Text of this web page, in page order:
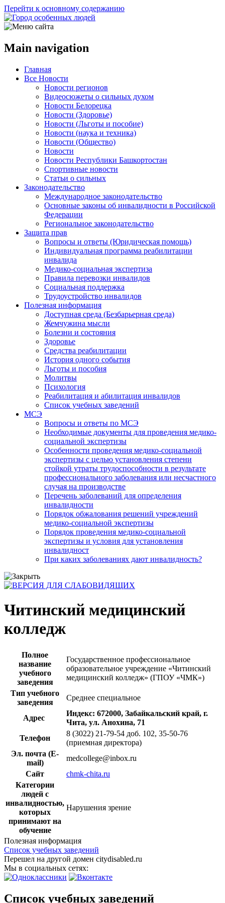
Перейти к основному содержанию
Main navigation
Главная
Все Новости
Новости регионов
Видеосюжеты о сильных духом
Новости Белорецка
Новости (Здоровье)
Новости (Льготы и пособие)
Новости (наука и техника)
Новости (Общество)
Новости
Новости Республики Башкортостан
Спортивные новости
Статьи о сильных
Законодательство
Международное законодательство
Основные законы об инвалидности в Российской
Федерации
Региональное законодательство
Защита прав
Вопросы и ответы (Юридическая помощь)
Индивидуальная программа реабилитации
инвалида
Медико-социальная экспертиза
Правила перевозки инвалидов
Социальная поддержка
Трудоустройство инвалидов
Полезная информация
Доступная среда (Безбарьерная среда)
Жемчужина мысли
Болезни и состояния
Здоровье
Средства реабилитации
История одного события
Льготы и пособия
Молитвы
Психология
Реабилитация и абилитация инвалидов
Список учебных заведений
МСЭ
Вопросы и ответы по МСЭ
Необходимые документы для проведения медико-
социальной экспертизы
Особенности проведения медико-социальной
экспертизы с целью установления степени
стойкой утраты трудоспособности в результате
профессионального заболевания или несчастного
случая на производстве
Перечень заболеваний для определения
инвалидности
Порядок обжалования решений учреждений
медико-социальной экспертизы
Порядок проведения медико-социальной
экспертизы и условия для установления
инвалидност
При каких заболеваниях дают инвалидность?
Читинский медицинский
колледж
Полное
название
учебного
заведения
Государственное профессиональное
образовательное учреждение «Читинский
медицинский колледж» (ГПОУ «ЧМК»)
Тип учебного
заведения
Среднее специальное
Адрес
Индекс: 672000, Забайкальский край, г.
Чита, ул. Анохина, 71
Телефон
8 (3022) 21-79-54 доб. 102, 35-50-76
(приемная директора)
Эл. почта (E-
mail)
medcollege@inbox.ru
Сайт
chmk-chita.ru
Категории
людей с
инвалидностью,
которых
принимают на
обучение
Нарушения зрение
Полезная информация
Список учебных заведений
Перешел на другой домен citydisabled.ru
Мы в социальных сетях:
Список учебных заведений